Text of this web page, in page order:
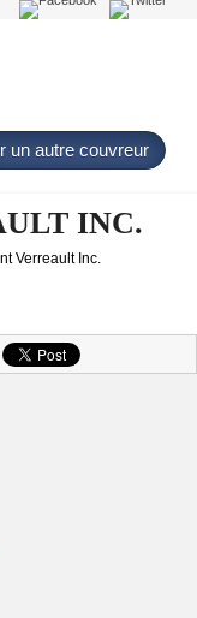
un autre couvreur
INC.
Verreault Inc.